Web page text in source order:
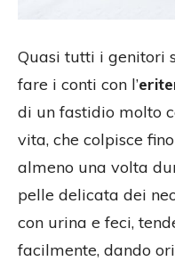
Quasi tutti i genitori
fare i conti con l’
di un fastidio molto
vita, che colpisce
almeno una volta
pelle delicata dei
con urina e feci,
facilmente, dando